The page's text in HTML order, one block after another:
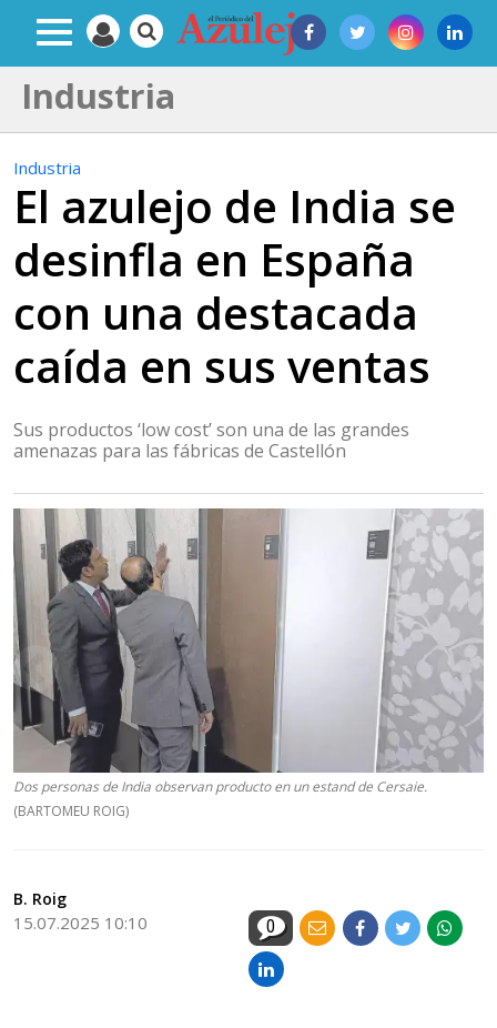
Industria
Industria
El azulejo de India se
desinfla en España
con una destacada
caída en sus ventas
Sus productos ‘low cost’ son una de las grandes
amenazas para las fábricas de Castellón
Dos personas de India observan producto en un estand de Cersaie.
(BARTOMEU ROIG)
B. Roig
15.07.2025 10:10 0